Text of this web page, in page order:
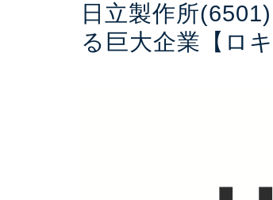
日立製作所
る巨大企業【ロ